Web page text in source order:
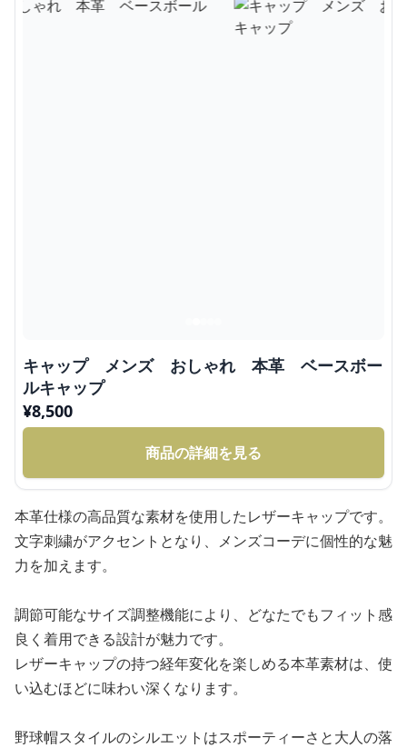
キャップ メンズ おしゃれ 本革 ベースボー
ルキャップ
¥8,500
商品の詳細を見る
本革仕様の高品質な素材を使用したレザーキャップです。
文字刺繍がアクセントとなり、メンズコーデに個性的な魅
力を加えます。
調節可能なサイズ調整機能により、どなたでもフィット感
良く着用できる設計が魅力です。
レザーキャップの持つ経年変化を楽しめる本革素材は、使
い込むほどに味わい深くなります。
野球帽スタイルのシルエットはスポーティーさと大人の落